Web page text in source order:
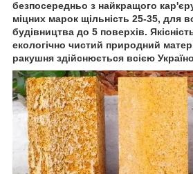
безпосередньо з найкращого
міцних марок щільність 25-35, для
будівництва до 5 поверхів.
екологічно чистий природний
ракушня здійснюється всією